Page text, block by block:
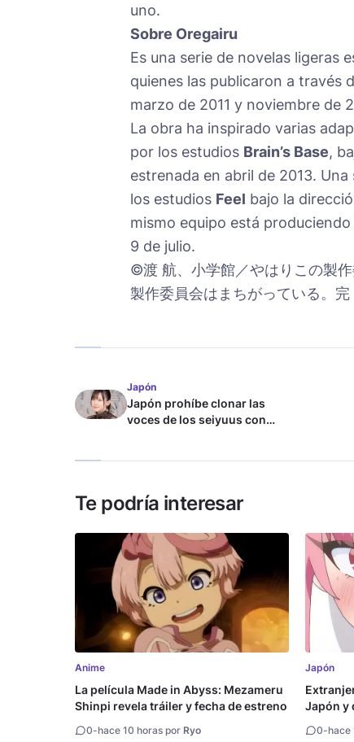
uno.
Sobre Oregairu
Es una serie de novelas ligeras
quienes las publicaron a través
marzo de 2011 y noviembre de
La obra ha inspirado varias
por los estudios Brain’s Base,
estrenada en abril de 2013.
los estudios Feel bajo la
mismo equipo está
9 de julio.
©渡 航、小学館／やはりこの製
製作委員会はまちがっている。完
Japón
Japón prohíbe clonar las
voces de los seiyuus con
Te podría interesar
Anime
La película Made in Abyss: Mezameru
Shinpi revela tráiler y fecha de estreno
0-hace 10 horas por Ryo
Japón
Japón y
0-hace